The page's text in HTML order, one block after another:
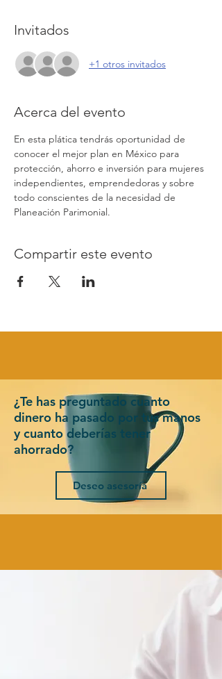
Invitados
+1 otros invitados
Acerca del evento
En esta plática tendrás oportunidad de
conocer el mejor plan en México para
protección, ahorro e inversión para mujeres
independientes, emprendedoras y sobre
todo conscientes de la necesidad de
Planeación Parimonial.
Compartir este evento
¿Te has preguntado cuanto
dinero ha pasado por tus manos
y cuanto deberías tener
ahorrado?
Deseo asesoría